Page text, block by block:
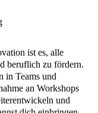
ist es, alle
beruflich zu fördern.
in Teams und
an Workshops
und